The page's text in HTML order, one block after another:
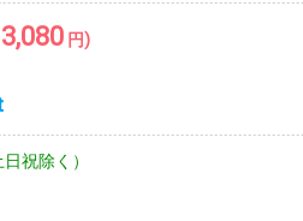
3,080円)
祝除く）